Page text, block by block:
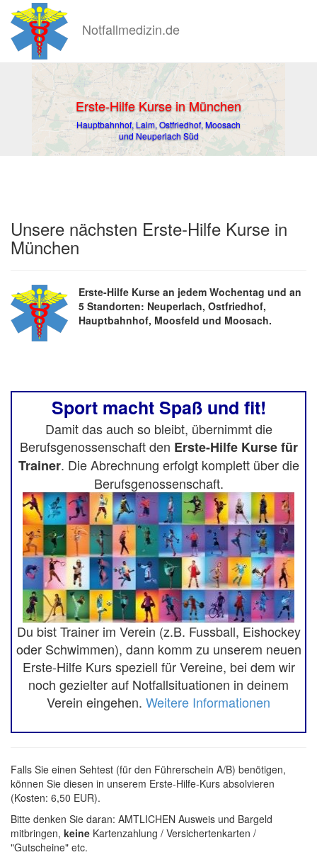
Notfallmedizin.de
Erste-Hilfe Kurse in München
Hauptbahnhof, Laim, Ostfriedhof, Moosach
und Neuperlach Süd
Unsere nächsten Erste-Hilfe Kurse in
München
Erste-Hilfe Kurse an jedem Wochentag und an
5 Standorten: Neuperlach, Ostfriedhof,
Hauptbahnhof, Moosfeld und Moosach.
Sport macht Spaß und fit!
Damit das auch so bleibt, übernimmt die
Berufsgenossenschaft den Erste-Hilfe Kurse für
Trainer. Die Abrechnung erfolgt komplett über die
Berufsgenossenschaft.
Du bist Trainer im Verein (z.B. Fussball, Eishockey
oder Schwimmen), dann komm zu unserem neuen
Erste-Hilfe Kurs speziell für Vereine, bei dem wir
noch gezielter auf Notfallsituationen in deinem
Verein eingehen. Weitere Informationen
Falls Sie einen Sehtest (für den Führerschein A/B) benötigen,
können Sie diesen in unserem Erste-Hilfe-Kurs absolvieren
(Kosten: 6,50 EUR).
Bitte denken Sie daran: AMTLICHEN Ausweis und Bargeld
mitbringen, keine Kartenzahlung / Versichertenkarten /
"Gutscheine" etc.